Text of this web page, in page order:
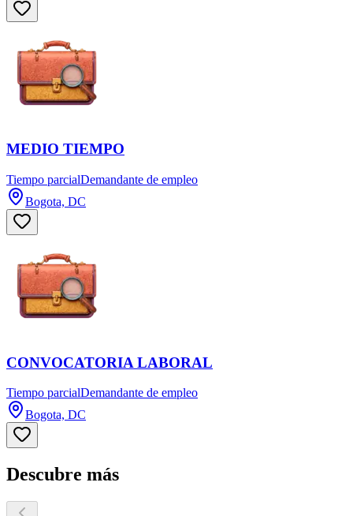
MEDIO TIEMPO
Tiempo parcialDemandante de empleo
Bogota, DC
CONVOCATORIA LABORAL
Tiempo parcialDemandante de empleo
Bogota, DC
Descubre más